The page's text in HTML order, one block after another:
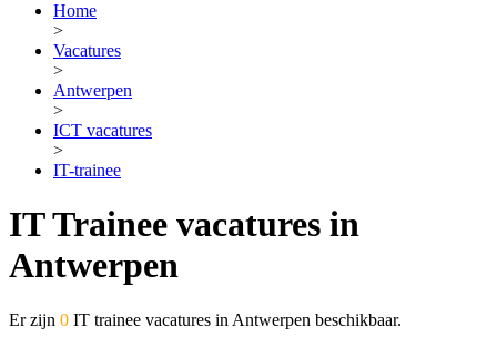
Home
>
Vacatures
>
Antwerpen
>
ICT vacatures
>
IT-trainee
IT Trainee vacatures in
Antwerpen
Er zijn 0 IT trainee vacatures in Antwerpen beschikbaar.